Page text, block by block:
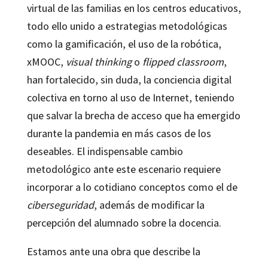
virtual de las familias en los centros educativos,
todo ello unido a estrategias metodológicas
como la gamificación, el uso de la robótica,
xMOOC, visual thinkingo flipped classroom,
han fortalecido, sin duda, la conciencia digital
colectiva en torno al uso de Internet, teniendo
que salvar la brecha de acceso que ha emergido
durante la pandemia en más casos de los
deseables. El indispensable cambio
metodológico ante este escenario requiere
incorporar a lo cotidiano conceptos como el de
ciberseguridad, además de modificar la
percepción del alumnado sobre la docencia.
Estamos ante una obra que describe la